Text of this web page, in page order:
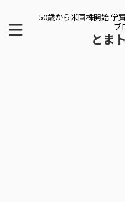
50歳から米国株開始 学
ブ
とま